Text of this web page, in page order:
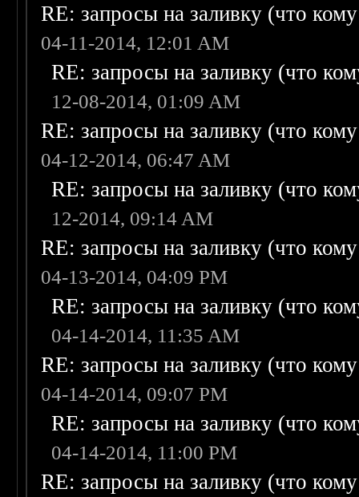
RE: запросы на заливку (что
04-11-2014, 12:01 AM
RE: запросы на заливку (что
12-08-2014, 01:09 AM
RE: запросы на заливку (что
04-12-2014, 06:47 AM
RE: запросы на заливку (что
12-2014, 09:14 AM
RE: запросы на заливку (что
04-13-2014, 04:09 PM
RE: запросы на заливку (что
04-14-2014, 11:35 AM
RE: запросы на заливку (что
04-14-2014, 09:07 PM
RE: запросы на заливку (что
04-14-2014, 11:00 PM
RE: запросы на заливку (что